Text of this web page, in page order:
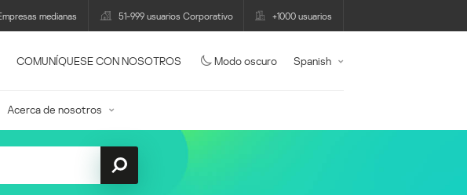
medianas 51-999 usuarios Corporativo +1000 usuarios
COMUNÍQUESE CON NOSOTROS Modo oscuro Spanish
Acerca de nosotros